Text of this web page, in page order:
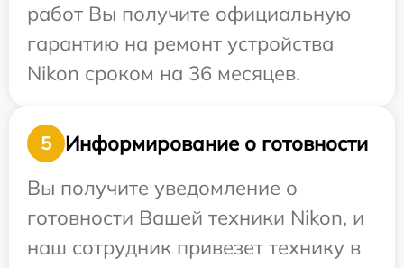
работ Вы получите официальную
гарантию на ремонт устройства
Nikon сроком на 36 месяцев.
5
Информирование о готовности
Вы получите уведомление о
готовности Вашей техники Nikon, и
наш сотрудник привезет технику в